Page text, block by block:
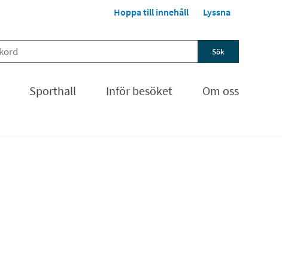
Hoppa till innehåll Lyssna
Sporthall Inför besöket Om oss